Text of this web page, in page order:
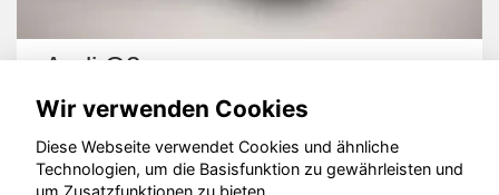
Audi Q2
Wir verwenden Cookies
Diese Webseite verwendet Cookies und ähnliche
Technologien, um die Basisfunktion zu gewährleisten und
um Zusatzfunktionen zu bieten.